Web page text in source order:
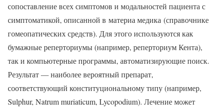
сопоставление всех симптомов и модальностей пациента с
симптоматикой, описанной в материа медика (справочнике
гомеопатических средств). Для этого используются как
бумажные реперториумы (например, реперториум Кента),
так и компьютерные программы, автоматизирующие поиск.
Результат — наиболее вероятный препарат,
соответствующий конституциональному типу (например,
Sulphur, Natrum muriaticum, Lycopodium). Лечение может